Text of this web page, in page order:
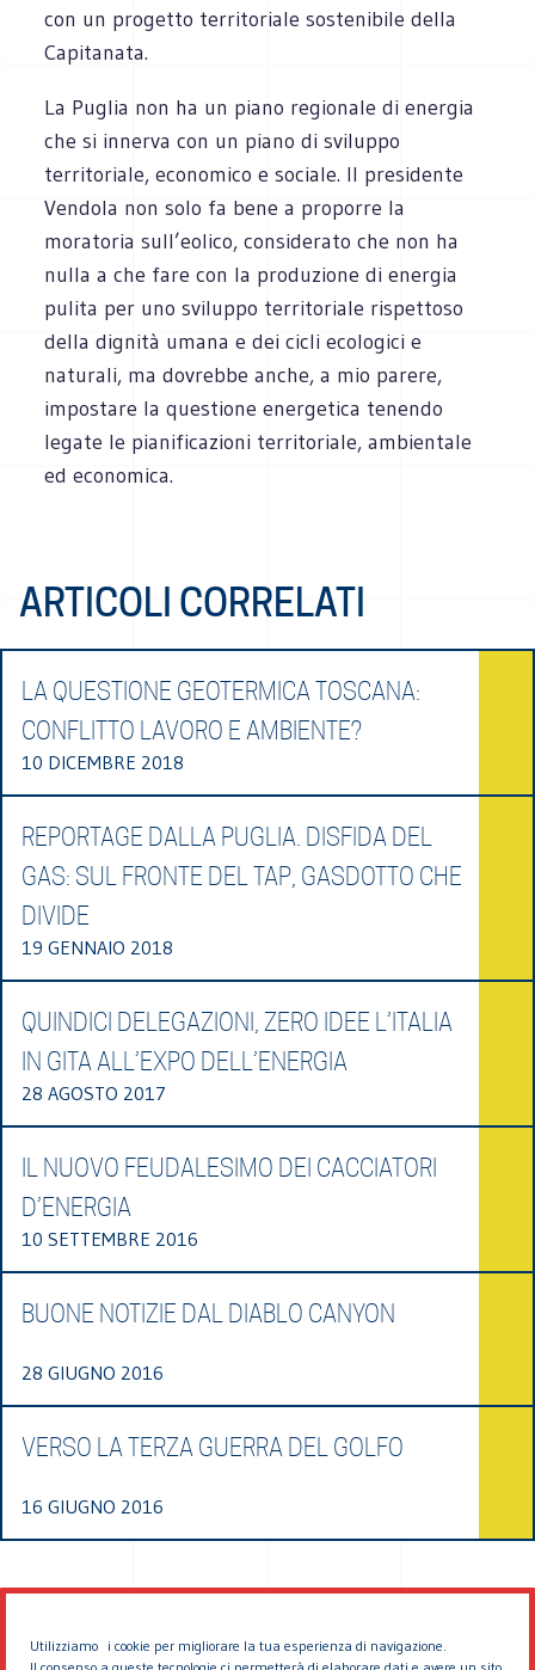
Utilizziamo i cookie per migliorare la tua esperienza di navigazione.
con un progetto territoriale sostenibile della
Capitanata.
La Puglia non ha un piano regionale di energia
che si innerva con un piano di sviluppo
territoriale, economico e sociale. Il presidente
Vendola non solo fa bene a proporre la
moratoria sull’eolico, considerato che non ha
nulla a che fare con la produzione di energia
pulita per uno sviluppo territoriale rispettoso
della dignità umana e dei cicli ecologici e
naturali, ma dovrebbe anche, a mio parere,
impostare la questione energetica tenendo
legate le pianificazioni territoriale, ambientale
ed economica.
ARTICOLI CORRELATI
LA QUESTIONE GEOTERMICA TOSCANA:
CONFLITTO LAVORO E AMBIENTE?
10 DICEMBRE 2018
REPORTAGE DALLA PUGLIA. DISFIDA DEL
GAS: SUL FRONTE DEL TAP, GASDOTTO CHE
DIVIDE
19 GENNAIO 2018
QUINDICI DELEGAZIONI, ZERO IDEE L’ITALIA
IN GITA ALL’EXPO DELL’ENERGIA
28 AGOSTO 2017
IL NUOVO FEUDALESIMO DEI CACCIATORI
D’ENERGIA
10 SETTEMBRE 2016
BUONE NOTIZIE DAL DIABLO CANYON
28 GIUGNO 2016
VERSO LA TERZA GUERRA DEL GOLFO
16 GIUGNO 2016